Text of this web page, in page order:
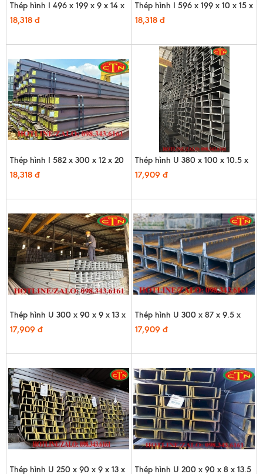
Thép hình I 496 x 199 x 9 x 14 x
12m
18,318 đ
Thép hình I 596 x 199 x 10 x 15 x
12m
18,318 đ
Thép hình I 582 x 300 x 12 x 20
x 12m
18,318 đ
Thép hình U 380 x 100 x 10.5 x
16 x 12m - HQ
17,909 đ
Thép hình U 300 x 90 x 9 x 13 x
12m - HQ
17,909 đ
Thép hình U 300 x 87 x 9.5 x
12m - HQ
17,909 đ
Thép hình U 250 x 90 x 9 x 13 x
Thép hình U 200 x 90 x 8 x 13.5